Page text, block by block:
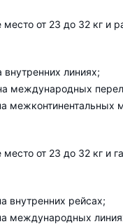
место от 23 до 32 кг и
внутренних линиях;
международных
межконтинентальных
место от 23 до 32 кг и
внутренних рейсах;
международных